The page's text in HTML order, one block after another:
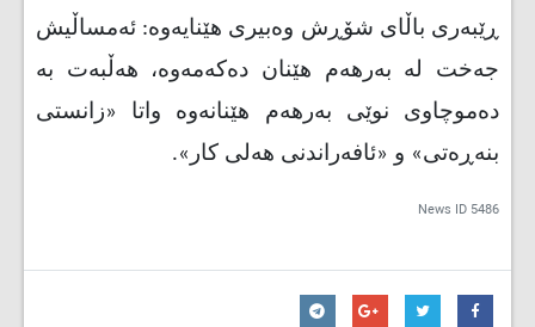
ڕێبەری باڵای شۆڕش وەبیری هێنایەوە: ئەمساڵیش
جەخت لە بەرهەم هێنان دەکەمەوە، هەڵبەت بە
دەموچاوی نوێی بەرهەم هێنانەوە واتا «زانستی
بنەڕەتی» و «ئافەراندنی هەلی کار».
News ID 5486